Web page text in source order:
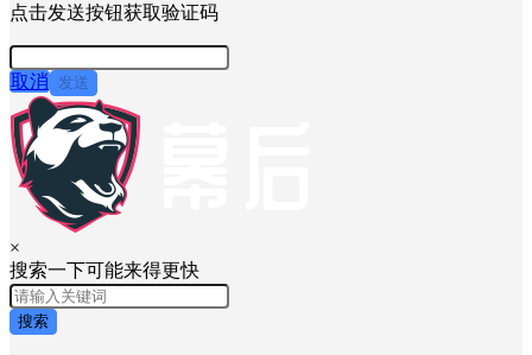
点击发送按钮获取验证码
取消 发送
×
搜索一下可能来得更快
搜索